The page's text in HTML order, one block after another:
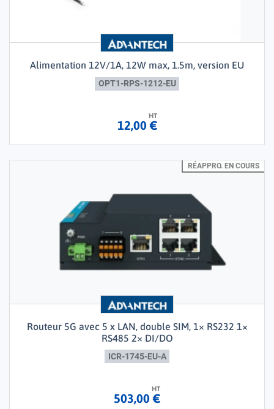
Alimentation 12V/1A, 12W max, 1.5m, version EU
OPT1-RPS-1212-EU
HT
12,00 €
RÉAPPRO. EN COURS
Routeur 5G avec 5 x LAN, double SIM, 1× RS232 1×
RS485 2× DI/DO
ICR-1745-EU-A
HT
503,00 €